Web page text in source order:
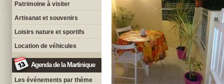
Patrimoine à visiter
Artisanat et souvenirs
Loisirs nature et sportifs
Location de véhicules
Agenda de la Martinique
Les événements par thème